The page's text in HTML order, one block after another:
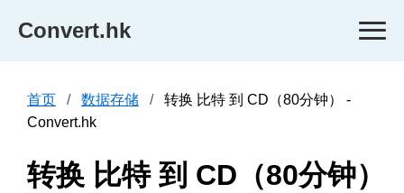
Convert.hk
首页 数据存储
转换 比特 到 CD（80分钟） -
Convert.hk
转换 比特 到 CD（80分钟）